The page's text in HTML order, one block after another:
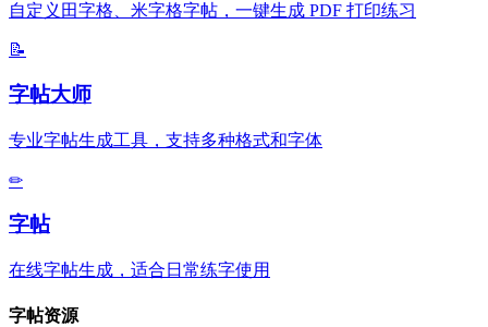
自定义田字格、米字格字帖，一键生成 PDF 打印练习
📝
字帖大师
专业字帖生成工具，支持多种格式和字体
✏
字帖
在线字帖生成，适合日常练字使用
字帖资源